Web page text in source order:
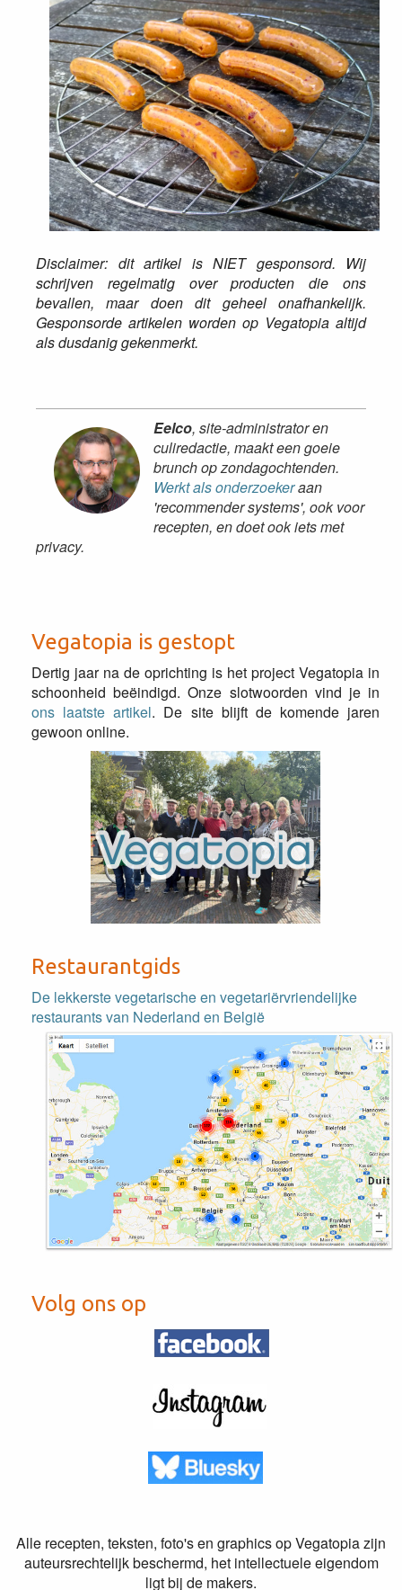
Disclaimer: dit artikel is NIET gesponsord. Wij
schrijven regelmatig over producten die ons
bevallen, maar doen dit geheel onafhankelijk.
Gesponsorde artikelen worden op Vegatopia altijd
als dusdanig gekenmerkt.
Eelco, site-administrator en
culiredactie, maakt een goeie
brunch op zondagochtenden.
Werkt als onderzoekeraan
'recommender systems', ook voor
recepten, en doet ook iets met
privacy.
Vegatopia is gestopt
Dertig jaar na de oprichting is het project Vegatopia in
schoonheid beëindigd. Onze slotwoorden vind je in
ons laatste artikel. De site blijft de komende jaren
gewoon online.
Restaurantgids
De lekkerste vegetarische en vegetariërvriendelijke
restaurants van Nederland en België
Volg ons op
Alle recepten, teksten, foto's en graphics op Vegatopia zijn
auteursrechtelijk beschermd, het intellectuele eigendom
ligt bij de makers.